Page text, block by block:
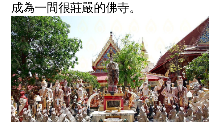
成為一間很莊嚴的佛寺。